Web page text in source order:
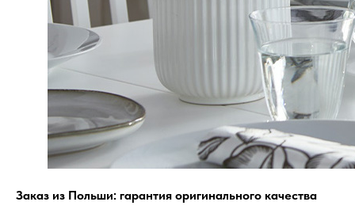
Заказ из Польши: гарантия оригинального качества